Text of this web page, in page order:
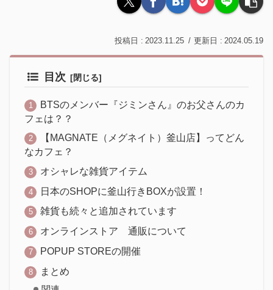
2023.11.25 2024.05.19
目次
BTSのメンバー『ジミンさん』のお父さんのカ
フェは？？
【MAGNATE（メグネイト）釜山店】ってどん
なカフェ？
オシャレな雑貨アイテム
日本のSHOPに釜山行きBOXが設置！
雑貨も続々と追加されています
オンラインストア 通販について
POPUP STOREの開催
まとめ